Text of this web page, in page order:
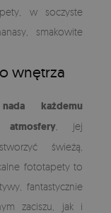
w soczyste
smakowite
wnętrza
każdemu
, jej
świeżą,
fototapety to
fantastycznie
zaciszu, jak i